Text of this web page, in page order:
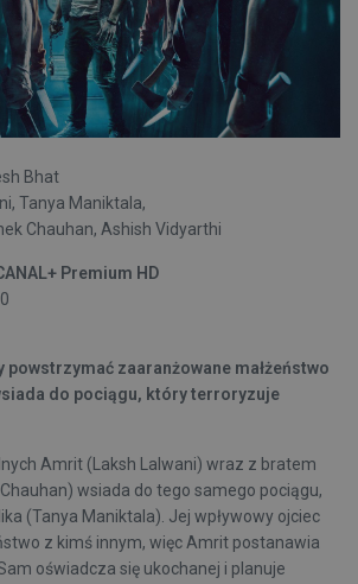
Bhat
Tanya Maniktala,
Chauhan, Ashish Vidyarthi
Premium HD
powstrzymać zaaranżowane małżeństwo
do pociągu, który terroryzuje
Amrit (Laksh Lalwani) wraz z bratem
wsiada do tego samego pociągu,
(Tanya Maniktala). Jej wpływowy ojciec
z kimś innym, więc Amrit postanawia
oświadcza się ukochanej i planuje